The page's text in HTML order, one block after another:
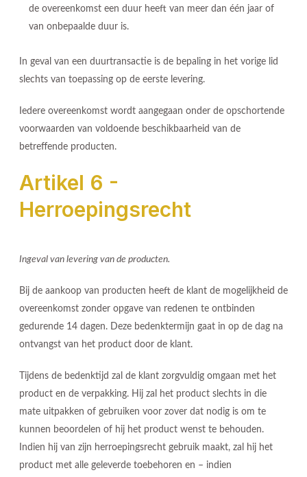
de overeenkomst een duur heeft van meer dan één jaar of
van onbepaalde duur is.
In geval van een duurtransactie is de bepaling in het vorige lid
slechts van toepassing op de eerste levering.
Iedere overeenkomst wordt aangegaan onder de opschortende
voorwaarden van voldoende beschikbaarheid van de
betreffende producten.
Artikel 6 -
Herroepingsrecht
Ingeval van levering van de producten.
Bij de aankoop van producten heeft de klant de mogelijkheid de
overeenkomst zonder opgave van redenen te ontbinden
gedurende 14 dagen. Deze bedenktermijn gaat in op de dag na
ontvangst van het product door de klant.
Tijdens de bedenktijd zal de klant zorgvuldig omgaan met het
product en de verpakking. Hij zal het product slechts in die
mate uitpakken of gebruiken voor zover dat nodig is om te
kunnen beoordelen of hij het product wenst te behouden.
Indien hij van zijn herroepingsrecht gebruik maakt, zal hij het
product met alle geleverde toebehoren en – indien